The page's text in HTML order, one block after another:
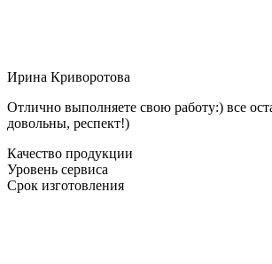
Ирина Криворотова
Отлично выполняете свою работу:) все
довольны, респект!)
Качество продукции
Уровень сервиса
Срок изготовления